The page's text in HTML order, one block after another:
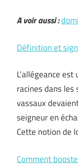
A voir aussi :
Définition et
L’allégeance
racines dans
vassaux
seigneur en
Cette notion de
Comment